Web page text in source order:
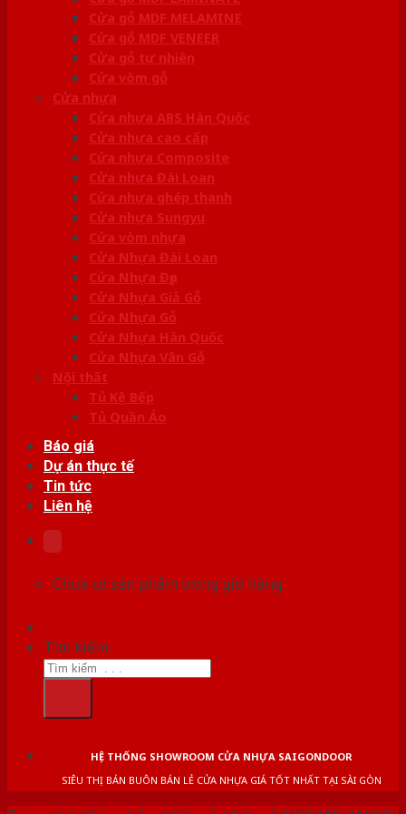
Cửa gỗ MDF MELAMINE
Cửa gỗ MDF VENEER
Cửa gỗ tự nhiên
Cửa vòm gỗ
Cửa nhựa
Cửa nhựa ABS Hàn Quốc
Cửa nhựa cao cấp
Cửa nhựa Composite
Cửa nhựa Đài Loan
Cửa nhựa ghép thanh
Cửa nhựa Sungyu
Cửa vòm nhựa
Cửa Nhựa Đài Loan
Cửa Nhựa Đẹp
Cửa Nhựa Giả Gỗ
Cửa Nhựa Gỗ
Cửa Nhựa Hàn Quốc
Cửa Nhựa Vân Gỗ
Nội thất
Tủ Kệ Bếp
Tủ Quần Áo
Báo giá
Dự án thực tế
Tin tức
Liên hệ
Chưa có sản phẩm trong giỏ hàng.
Tìm kiếm:
HỆ THỐNG SHOWROOM CỬA NHỰA SAIGONDOOR
SIÊU THỊ BÁN BUÔN BÁN LẺ CỬA NHỰA GIÁ TỐT NHẤT TẠI SÀI GÒN